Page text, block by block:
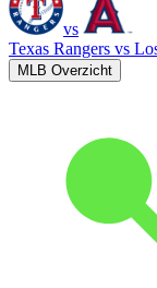
vs
Texas Rangers vs
MLB Overzicht